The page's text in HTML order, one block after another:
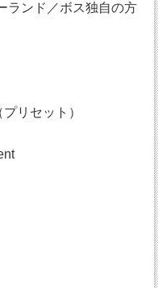
ランド／ボス独自の方
リセット）